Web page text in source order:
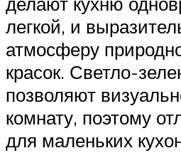
легкой, и
атмосферу
красок. Светло-
позволяют
комнату, поэтому
для маленьких